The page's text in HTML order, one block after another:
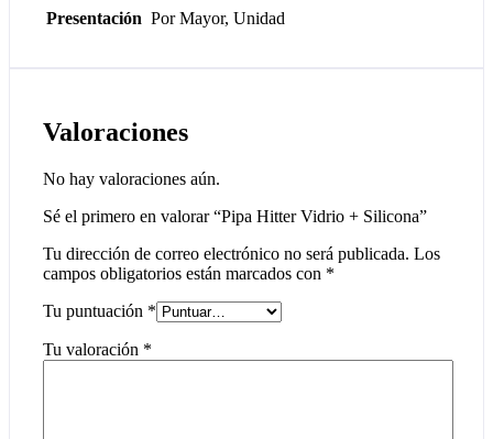
Presentación Por Mayor, Unidad
Valoraciones
No hay valoraciones aún.
Sé el primero en valorar “Pipa Hitter Vidrio + Silicona”
Tu dirección de correo electrónico no será publicada. Los
campos obligatorios están marcados con *
Tu puntuación *
Tu valoración *